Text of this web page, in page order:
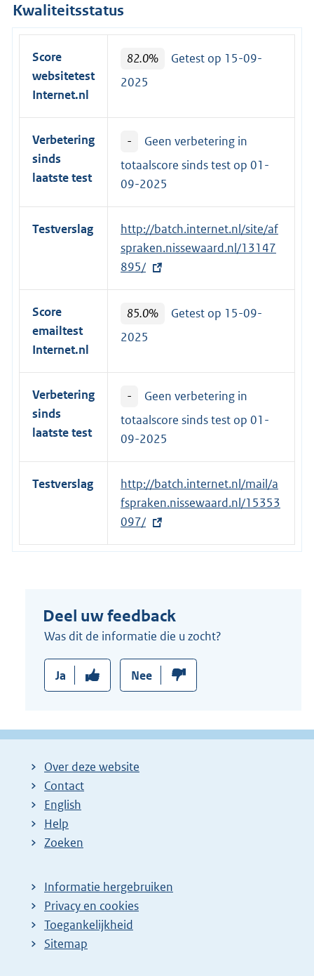
Kwaliteitsstatus
Score
websitetest
Internet.nl
82.0%
Getest op 15-09-
2025
Verbetering
sinds
laatste test
-
Geen verbetering in
totaalscore sinds test op 01-
09-2025
Testverslag
E
x
t
e
e
k
:
http://batch.internet.nl/site/af
spraken.nissewaard.nl/13147
895/
Score
emailtest
Internet.nl
85.0%
Getest op 15-09-
2025
Verbetering
sinds
laatste test
-
Geen verbetering in
totaalscore sinds test op 01-
09-2025
Testverslag
E
x
t
e
l
i
:
http://batch.internet.nl/mail/a
fspraken.nissewaard.nl/15353
097/
Deel uw feedback
Was dit de informatie die u zocht?
Ja Nee
Over deze website
Contact
English
Help
Zoeken
Informatie hergebruiken
Privacy en cookies
Toegankelijkheid
Sitemap